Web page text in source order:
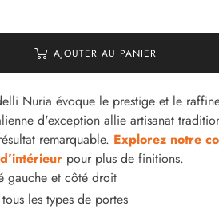
AJOUTER AU PANIER
Nuria évoque le prestige et le
d'exception allie artisanat
remarquable. Explorez notre
pour plus de finitions.
gauche et côté droit
les types de portes